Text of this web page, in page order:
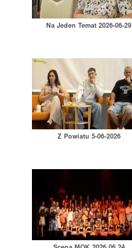
Na Jeden Temat 2026-06-29
Z Powiatu 5-06-2026